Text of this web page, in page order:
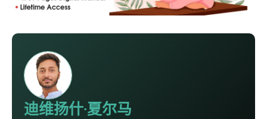
迪维扬什·夏尔马